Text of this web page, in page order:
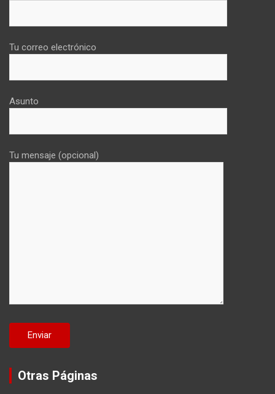
Tu correo electrónico
Asunto
Tu mensaje (opcional)
Otras Páginas